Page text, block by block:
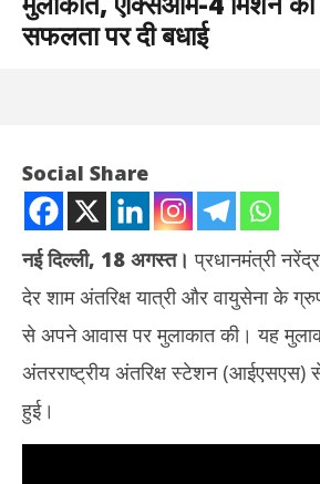
सफलता पर दी बधाई
Social Share
नई दिल्ली, 18 अगस्त। प्रधानमंत्री
देर शाम अंतरिक्ष यात्री और वायुसेना के
से अपने आवास पर मुलाकात की। यह
अंतरराष्ट्रीय अंतरिक्ष स्टेशन
हुई।